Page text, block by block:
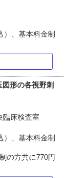
）、基本料金制
形の各視野刺
臨床検査室
）、基本料金制
の方共に770円